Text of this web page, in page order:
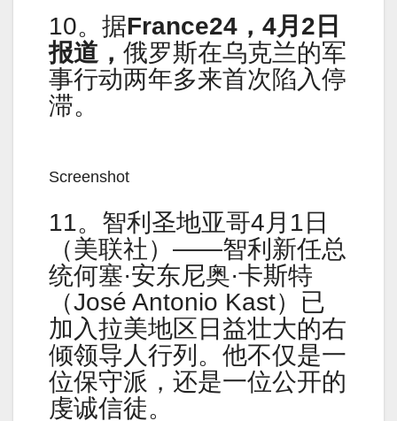
10。据France24，4月2日
报道， 俄罗斯在乌克兰的军
事行动两年多来首次陷入停
滞。
Screenshot
11。智利圣地亚哥4月1日
（美联社）——智利新任总
统何塞·安东尼奥·卡斯特
（José Antonio Kast）已
加入拉美地区日益壮大的右
倾领导人行列。他不仅是一
位保守派，还是一位公开的
虔诚信徒。